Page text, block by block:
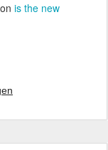
is the new